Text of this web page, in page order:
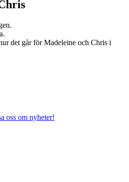
det går för Madeleine och Chris i
oss om nyheter!